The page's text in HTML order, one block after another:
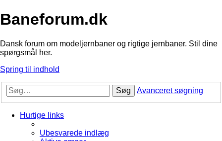
Baneforum.dk
Dansk forum om modeljernbaner og rigtige jernbaner. Stil dine
spørgsmål her.
Spring til indhold
Søg Avanceret søgning
Hurtige links
Ubesvarede indlæg